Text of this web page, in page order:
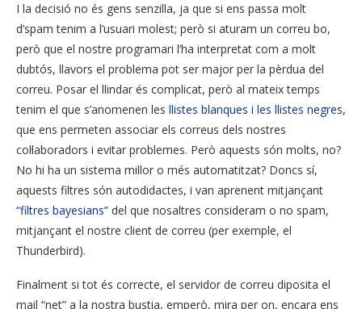
I la decisió no és gens senzilla, ja que si ens passa molt
d’spam tenim a l’usuari molest; però si aturam un correu bo,
però que el nostre programari l’ha interpretat com a molt
dubtós, llavors el problema pot ser major per la pèrdua del
correu. Posar el llindar és complicat, però al mateix temps
tenim el que s’anomenen les llistes blanques i les llistes negres,
que ens permeten associar els correus dels nostres
col·laboradors i evitar problemes. Però aquests són molts, no?
No hi ha un sistema millor o més automatitzat? Doncs sí,
aquests filtres són autodidactes, i van aprenent mitjançant
“filtres bayesians” del que nosaltres consideram o no spam,
mitjançant el nostre client de correu (per exemple, el
Thunderbird).
Finalment si tot és correcte, el servidor de correu diposita el
mail “net” a la nostra bustia, emperò, mira per on, encara ens